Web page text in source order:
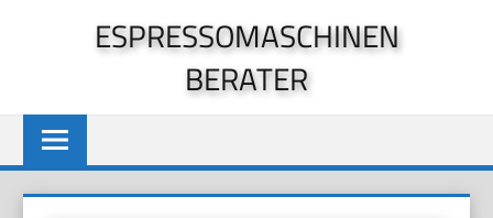
ESPRESSOMASCHINEN
BERATER